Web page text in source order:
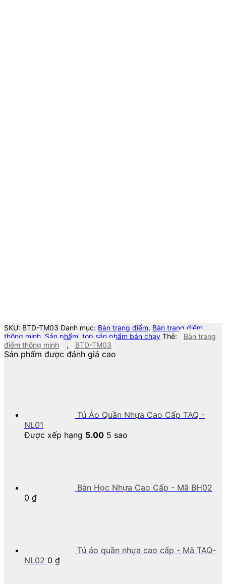
SKU: BTD-TM03 Danh mục: Bàn trang điểm, Bàn trang điểm
thông minh Sản phẩm top sản phẩm bán chạy Thẻ:
Bàn trang
điểm thông minh
, BTD-TM03
Sản phẩm được đánh giá cao
Tủ Áo Quần Nhựa Cao Cấp TAQ -
NL01
Được xếp hạng 5.00 5 sao
Bàn Học Nhựa Cao Cấp - Mã BH02
0 ₫
Tủ áo quần nhựa cao cấp - Mã TAQ-
NL02 0 ₫